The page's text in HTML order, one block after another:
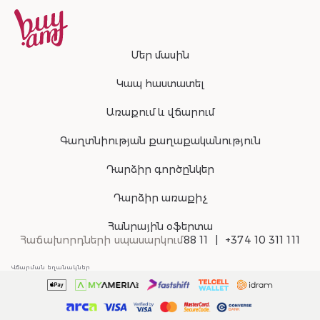
Մեր մասին
Կապ հաստատել
Առաքում և վճարում
Գաղտնիության քաղաքականություն
Դարձիր գործընկեր
Դարձիր առաքիչ
Հանրային օֆերտա
Հաճախորդների սպասարկում88 11 +374 10 311 111
Վճարման եղանակներ